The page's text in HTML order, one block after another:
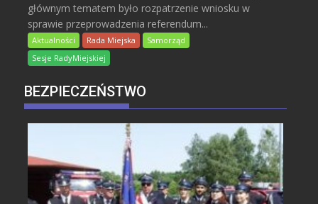
głównym tematem było rozpatrzenie wniosku w
sprawie przeprowadzenia referendum...
Aktualności Rada Miejska
Samorząd
Sesje RadyMiejskiej
BEZPIECZEŃSTWO